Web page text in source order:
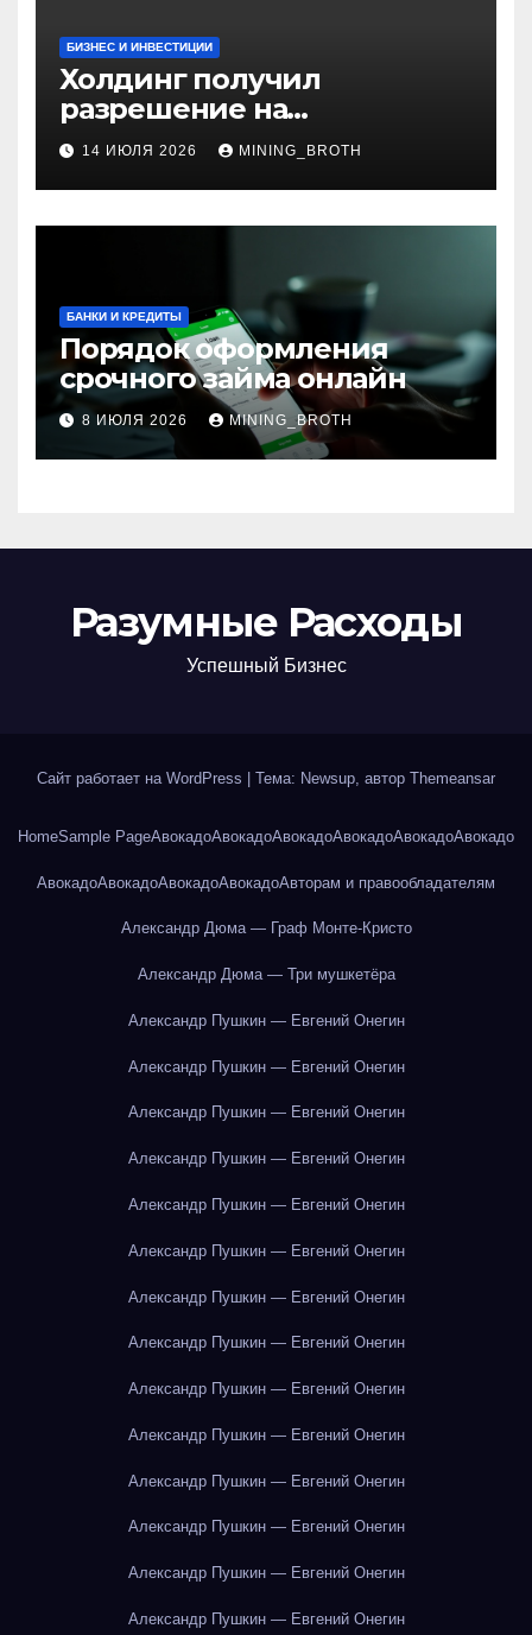
БИЗНЕС И ИНВЕСТИЦИИ
Холдинг получил
разрешение на
приобретение банка в
Турции
14 ИЮЛЯ 2026 MINING_BROTH
БАНКИ И КРЕДИТЫ
Порядок оформления
срочного займа онлайн
8 ИЮЛЯ 2026 MINING_BROTH
Разумные Расходы
Успешный Бизнес
Сайт работает на WordPress Тема: Newsup, автор Themeansar
HomeSample PageАвокадоАвокадоАвокадоАвокадоАвокадоАвокадо
АвокадоАвокадоАвокадоАвокадоАвторам и правообладателям
Александр Дюма — Граф Монте-Кристо
Александр Дюма — Три мушкетёра
Александр Пушкин — Евгений Онегин
Александр Пушкин — Евгений Онегин
Александр Пушкин — Евгений Онегин
Александр Пушкин — Евгений Онегин
Александр Пушкин — Евгений Онегин
Александр Пушкин — Евгений Онегин
Александр Пушкин — Евгений Онегин
Александр Пушкин — Евгений Онегин
Александр Пушкин — Евгений Онегин
Александр Пушкин — Евгений Онегин
Александр Пушкин — Евгений Онегин
Александр Пушкин — Евгений Онегин
Александр Пушкин — Евгений Онегин
Александр Пушкин — Евгений Онегин